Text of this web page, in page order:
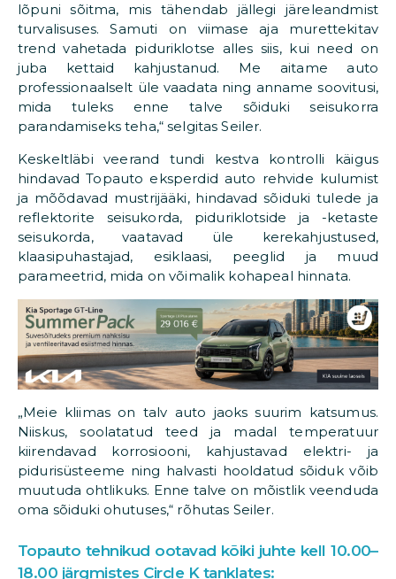
lõpuni sõitma, mis tähendab jällegi järeleandmist
turvalisuses. Samuti on viimase aja murettekitav
trend vahetada piduriklotse alles siis, kui need on
juba kettaid kahjustanud. Me aitame auto
professionaalselt üle vaadata ning anname soovitusi,
mida tuleks enne talve sõiduki seisukorra
parandamiseks teha,“ selgitas Seiler.
Keskeltläbi veerand tundi kestva kontrolli käigus
hindavad Topauto eksperdid auto rehvide kulumist
ja mõõdavad mustrijääki, hindavad sõiduki tulede ja
reflektorite seisukorda, piduriklotside ja -ketaste
seisukorda, vaatavad üle kerekahjustused,
klaasipuhastajad, esiklaasi, peeglid ja muud
parameetrid, mida on võimalik kohapeal hinnata.
„Meie kliimas on talv auto jaoks suurim katsumus.
Niiskus, soolatatud teed ja madal temperatuur
kiirendavad korrosiooni, kahjustavad elektri- ja
pidurisüsteeme ning halvasti hooldatud sõiduk võib
muutuda ohtlikuks. Enne talve on mõistlik veenduda
oma sõiduki ohutuses,“ rõhutas Seiler.
Topauto tehnikud ootavad kõiki juhte kell 10.00–
18.00 järgmistes Circle K tanklates: